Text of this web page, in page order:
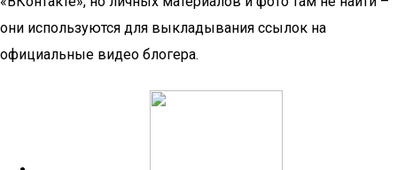
они используются для выкладывания ссылок на
официальные видео блогера.